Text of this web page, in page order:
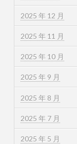
2025 年 12 月
2025 年 11 月
2025 年 10 月
2025 年 9 月
2025 年 8 月
2025 年 7 月
2025 年 5 月